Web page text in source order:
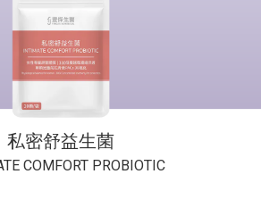
私密舒益生菌
COMFORT PROBIOTIC